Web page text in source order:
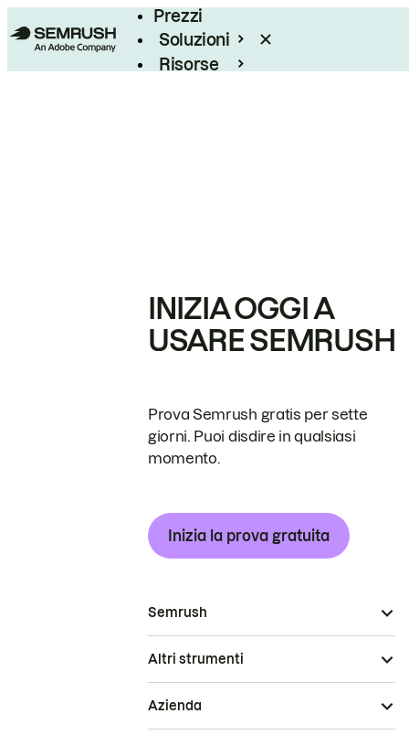
Prezzi
Soluzioni
Risorse
INIZIA OGGI A
USARE SEMRUSH
Prova Semrush gratis per sette
giorni. Puoi disdire in qualsiasi
momento.
Inizia la prova gratuita
Semrush
Altri strumenti
Azienda